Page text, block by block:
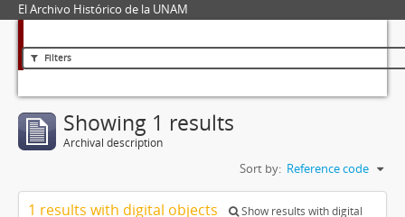
El Archivo Histórico de la UNAM
Filters
Showing 1 results
Archival description
Sort by: Reference code
1 results with digital objects
Show results with digital